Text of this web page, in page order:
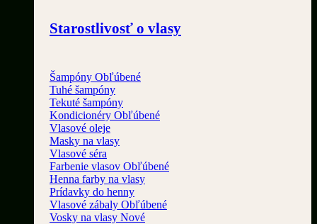
Starostlivosť o vlasy
Šampóny
Tuhé šampóny
Tekuté šampóny
Kondicionéry
Vlasové oleje
Masky na vlasy
Vlasové séra
Farbenie vlasov
Henna farby na vlasy
Prídavky do henny
Vlasové zábaly
Vosky na vlasy